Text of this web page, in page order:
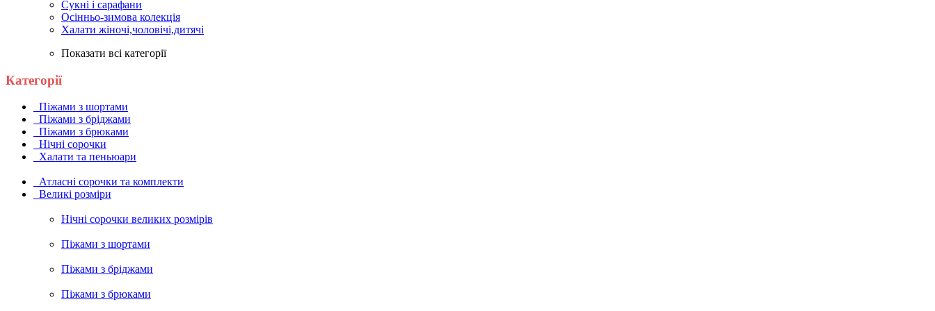
Сукні і сарафани
Осінньо-зимова колекція
Халати жіночі,чоловічі,дитячі
Показати всі категорії
Категорії
Піжами з шортами
Піжами з бріджами
Піжами з брюками
Нічні сорочки
Халати та пеньюари
Атласні сорочки та комплекти
Великі розміри
Нічні сорочки великих розмірів
Піжами з шортами
Піжами з бріджами
Піжами з брюками